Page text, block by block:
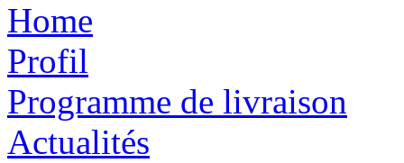
Home
Profil
Programme de livraison
Actualités